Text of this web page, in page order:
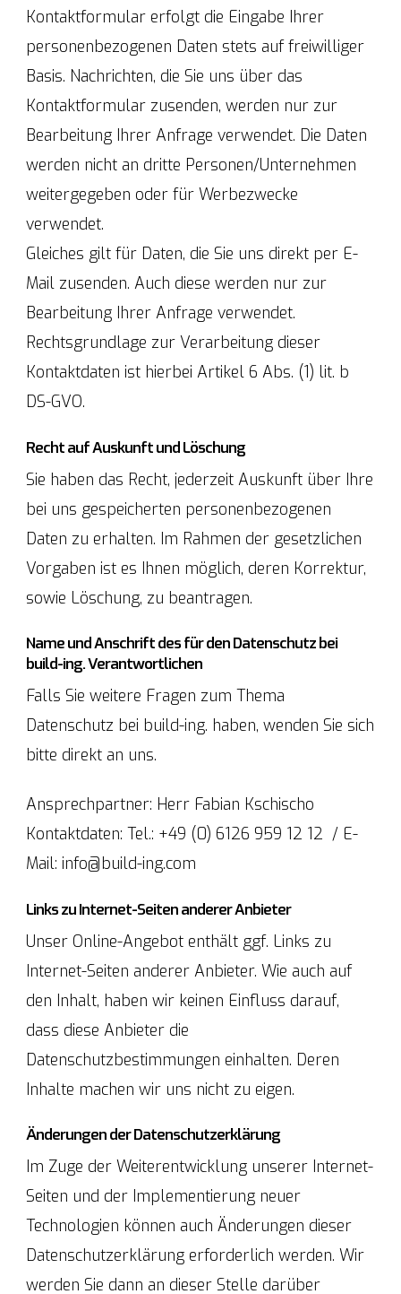
Kontaktformular erfolgt die Eingabe Ihrer
personenbezogenen Daten stets auf freiwilliger
Basis. Nachrichten, die Sie uns über das
Kontaktformular zusenden, werden nur zur
Bearbeitung Ihrer Anfrage verwendet. Die Daten
werden nicht an dritte Personen/Unternehmen
weitergegeben oder für Werbezwecke
verwendet.
Gleiches gilt für Daten, die Sie uns direkt per E-
Mail zusenden. Auch diese werden nur zur
Bearbeitung Ihrer Anfrage verwendet.
Rechtsgrundlage zur Verarbeitung dieser
Kontaktdaten ist hierbei Artikel 6 Abs. (1) lit. b
DS-GVO.
Recht auf Auskunft und Löschung
Sie haben das Recht, jederzeit Auskunft über Ihre
bei uns gespeicherten personenbezogenen
Daten zu erhalten. Im Rahmen der gesetzlichen
Vorgaben ist es Ihnen möglich, deren Korrektur,
sowie Löschung, zu beantragen.
Name und Anschrift des für den Datenschutz bei
build-ing. Verantwortlichen
Falls Sie weitere Fragen zum Thema
Datenschutz bei build-ing. haben, wenden Sie sich
bitte direkt an uns.
Ansprechpartner: Herr Fabian Kschischo
Kontaktdaten: Tel.: +49 (0) 6126 959 12 12 / E-
Mail: info@build-ing.com
Links zu Internet-Seiten anderer Anbieter
Unser Online-Angebot enthält ggf. Links zu
Internet-Seiten anderer Anbieter. Wie auch auf
den Inhalt, haben wir keinen Einfluss darauf,
dass diese Anbieter die
Datenschutzbestimmungen einhalten. Deren
Inhalte machen wir uns nicht zu eigen.
Änderungen der Datenschutzerklärung
Im Zuge der Weiterentwicklung unserer Internet-
Seiten und der Implementierung neuer
Technologien können auch Änderungen dieser
Datenschutzerklärung erforderlich werden. Wir
werden Sie dann an dieser Stelle darüber